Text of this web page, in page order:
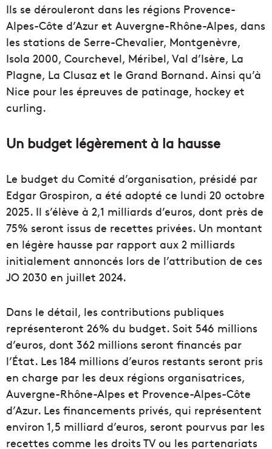
Ils se dérouleront dans les régions Provence-
Alpes-Côte d’Azur et Auvergne-Rhône-Alpes, dans
les stations de Serre-Chevalier, Montgenèvre,
Isola 2000, Courchevel, Méribel, Val d’Isère, La
Plagne, La Clusaz et le Grand Bornand. Ainsi qu’à
Nice pour les épreuves de patinage, hockey et
curling.
Un budget légèrement à la hausse
Le budget du Comité d’organisation, présidé par
Edgar Grospiron, a été adopté ce lundi 20 octobre
2025. Il s’élève à 2,1 milliards d’euros, dont près de
75% seront issus de recettes privées. Un montant
en légère hausse par rapport aux 2 milliards
initialement annoncés lors de l’attribution de ces
JO 2030 en juillet 2024.
Dans le détail, les contributions publiques
représenteront 26% du budget. Soit 546 millions
d’euros, dont 362 millions seront financés par
l’État. Les 184 millions d’euros restants seront pris
en charge par les deux régions organisatrices,
Auvergne-Rhône-Alpes et Provence-Alpes-Côte
d’Azur. Les financements privés, qui représentent
environ 1,5 milliard d’euros, seront pourvus par les
recettes comme les droits TV ou les partenariats